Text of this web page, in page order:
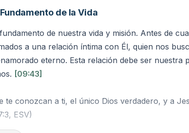
de la Vida
de nuestra vida y misión. Antes de
a una relación íntima con Él, quien nos
eterno. Esta relación debe ser nuestra
[09:43]
te conozcan a ti, el único Dios verdadero, y a
ESV)